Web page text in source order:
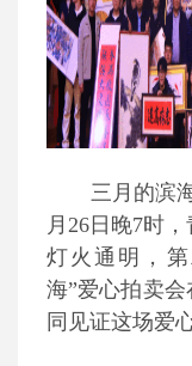
三月的滨
月26日晚7时
灯火通明，
海”爱心拍卖
同见证这场爱